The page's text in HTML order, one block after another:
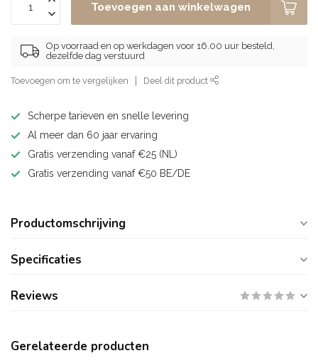
Toevoegen aan winkelwagen
Op voorraad en op werkdagen voor 16.00 uur besteld,
dezelfde dag verstuurd
Toevoegen om te vergelijken Deel dit product
Scherpe tarieven en snelle levering
Al meer dan 60 jaar ervaring
Gratis verzending vanaf €25 (NL)
Gratis verzending vanaf €50 BE/DE
Productomschrijving
Specificaties
Reviews
Gerelateerde producten